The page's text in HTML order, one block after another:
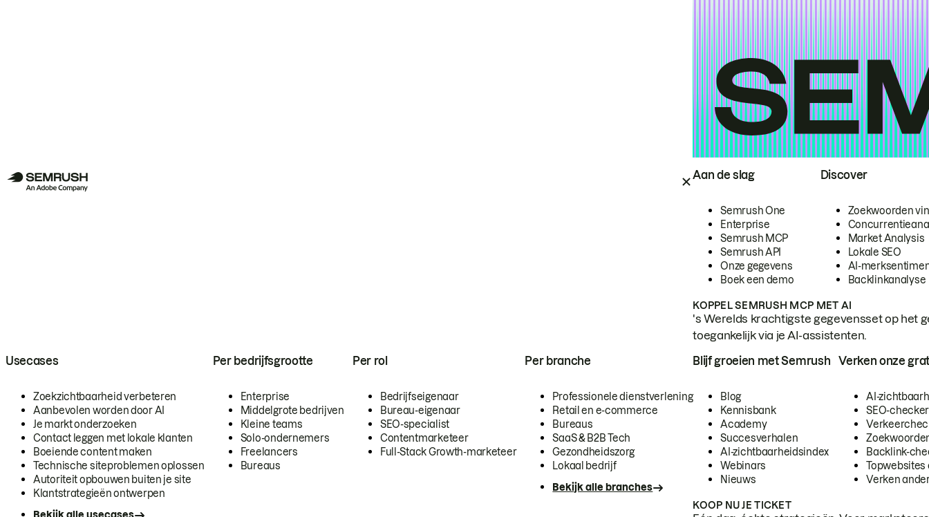
Aan de slag
Semrush One
Enterprise
Semrush MCP
Semrush API
Onze gegevens
Boek een demo
Discover
Zoekwoorden
Market Analysis
Lokale SEO
AI-
Backlinkanalyse
KOPPEL SEMRUSH MCP MET AI
's Werelds krachtigste gegevensset op het
toegankelijk via je AI-assistenten.
Usecases
Zoekzichtbaarheid verbeteren
Aanbevolen worden door AI
Je markt onderzoeken
Contact leggen met lokale klanten
Boeiende content maken
Technische siteproblemen oplossen
Autoriteit opbouwen buiten je site
Klantstrategieën ontwerpen
Per bedrijfsgrootte
Enterprise
Middelgrote bedrijven
Kleine teams
Solo-ondernemers
Freelancers
Bureaus
Per rol
Bedrijfseigenaar
Bureau-eigenaar
SEO-specialist
Contentmarketeer
Full-Stack Growth-marketeer
Per branche
Professionele dienstverlening
Retail en e-commerce
Bureaus
SaaS & B2B Tech
Gezondheidszorg
Lokaal bedrijf
Bekijk alle branches
Blijf groeien met Semrush
Blog
Kennisbank
Academy
Succesverhalen
AI-zichtbaarheidsindex
Webinars
Nieuws
Verken onze
AI-
SEO-checker
Backlink-
Topwebsites
Verken
KOOP NU JE TICKET